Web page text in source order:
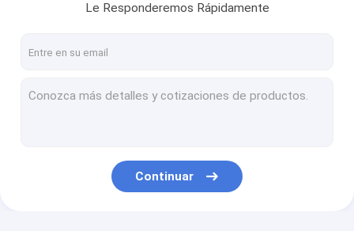
Trazador de líneas del cilindro del motor
Pistón del motor diesel
Equipo de la junta del motor
Le Responderemos Rápidamente
Continuar